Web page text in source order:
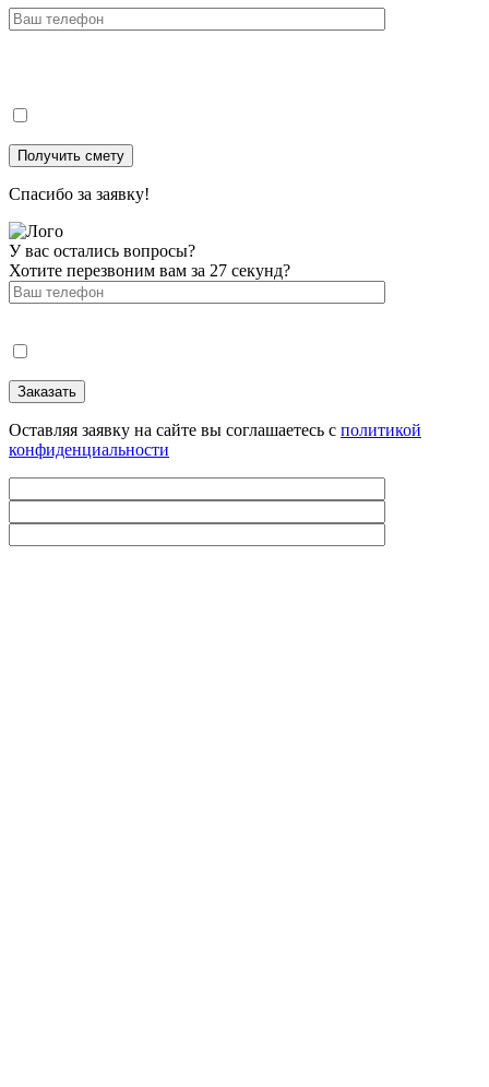
Спасибо за заявку!
У вас остались вопросы?
Хотите перезвоним вам за 27 секунд?
Оставляя заявку на сайте вы соглашаетесь с политикой
конфиденциальности